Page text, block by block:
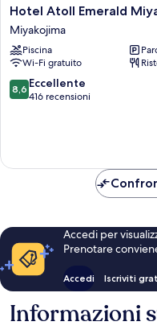
Hotel
Atoll
Emerald
Miyakojima
Miyakojima
Hotel Atoll Emerald
Miyakojima
Piscina
Wi-Fi gratuito
8.6
su
8,6 Eccellente
416 recensioni
Accedi per
Prenotare
Accedi Iscriviti
Informazioni